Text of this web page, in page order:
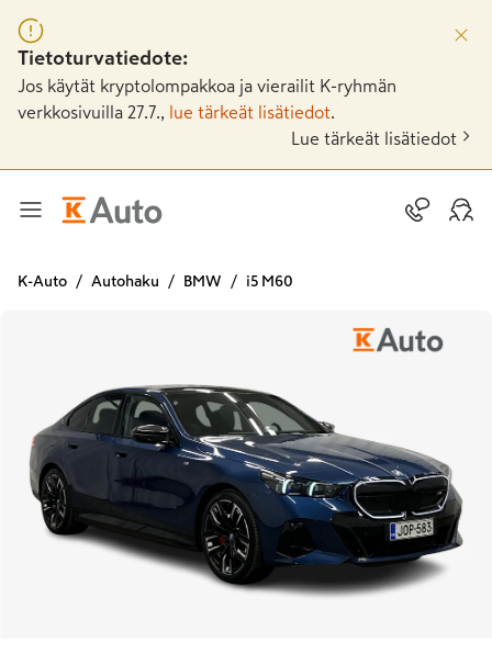
Tietoturvatiedote:
Jos käytät kryptolompakkoa ja vierailit K-ryhmän
verkkosivuilla 27.7.,
lue tärkeät lisätiedot
Lue tärkeät lisätiedot
K-Auto Autohaku BMW i5 M60